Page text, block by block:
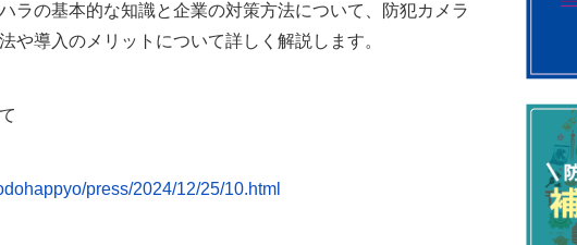
ラの基本的な知識と企業の対策方法について、防犯カメラ
や導入のメリットについて詳しく解説します。
press/2024/12/25/10.html